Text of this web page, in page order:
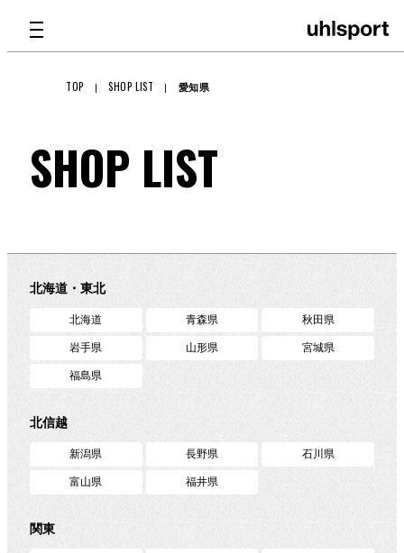
PRODUCTS
GKアパレル
バッグ
GKアクセサリー
TECHNOLOGY
ATHLETE
SHOP LIST
ABOUT
ONLINE SHOP
TOP SHOP LIST 愛知県
SHOP LIST
北海道・東北
北海道 青森県 秋田県
岩手県 山形県 宮城県
福島県
北信越
新潟県 長野県 石川県
富山県 福井県
関東